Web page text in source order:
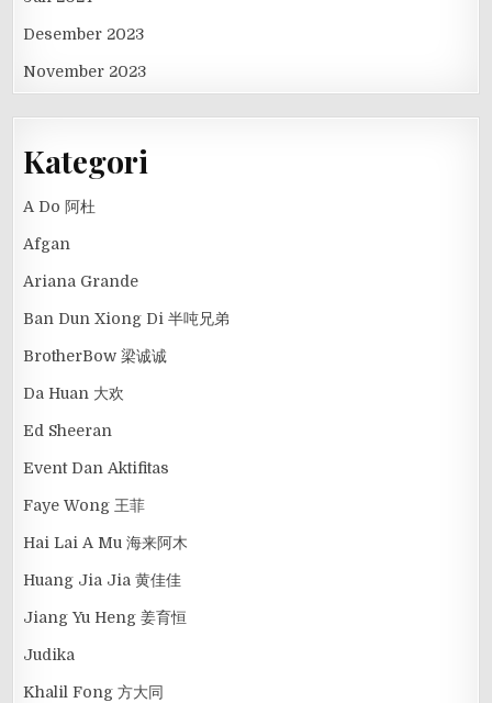
Desember 2023
November 2023
Kategori
A Do 阿杜
Afgan
Ariana Grande
Ban Dun Xiong Di 半吨兄弟
BrotherBow 梁诚诚
Da Huan 大欢
Ed Sheeran
Event Dan Aktifitas
Faye Wong 王菲
Hai Lai A Mu 海来阿木
Huang Jia Jia 黄佳佳
Jiang Yu Heng 姜育恒
Judika
Khalil Fong 方大同